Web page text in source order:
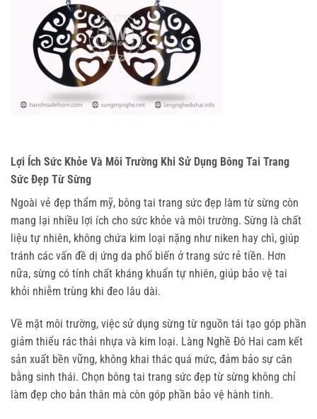
Lợi Ích Sức Khỏe Và Môi Trường Khi Sử Dụng Bông Tai Trang
Sức Đẹp Từ Sừng
Ngoài vẻ đẹp thẩm mỹ, bông tai trang sức đẹp làm từ sừng còn
mang lại nhiều lợi ích cho sức khỏe và môi trường. Sừng là chất
liệu tự nhiên, không chứa kim loại nặng như niken hay chì, giúp
tránh các vấn đề dị ứng da phổ biến ở trang sức rẻ tiền. Hơn
nữa, sừng có tính chất kháng khuẩn tự nhiên, giúp bảo vệ tai
khỏi nhiễm trùng khi đeo lâu dài.
Về mặt môi trường, việc sử dụng sừng từ nguồn tái tạo góp phần
giảm thiểu rác thải nhựa và kim loại. Làng Nghề Đô Hai cam kết
sản xuất bền vững, không khai thác quá mức, đảm bảo sự cân
bằng sinh thái. Chọn bông tai trang sức đẹp từ sừng không chỉ
làm đẹp cho bản thân mà còn góp phần bảo vệ hành tinh.